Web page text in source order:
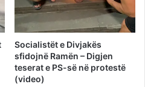
Socialistët e Divjakës
sfidojnë Ramën – Digjen
teserat e PS-së në protestë
(video)